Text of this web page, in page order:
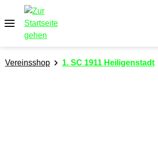
springen
Vereinsshop 1. SC 1911 Heiligenstadt